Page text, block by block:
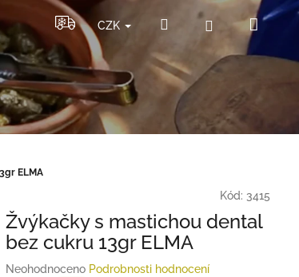
CZK Hledat Přihlášení
košík
ELMA
Kód: 3415
Žvýkačky s mastichou dental
bez cukru 13gr ELMA
Průměrné
Neohodnoceno Podrobnosti hodnocení